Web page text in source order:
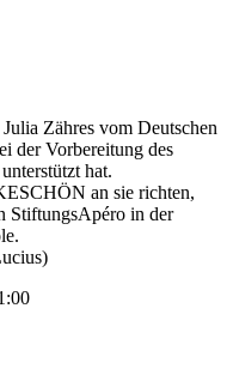
Zähres vom Deutschen
der Vorbereitung des
hat.
an sie richten,
StiftungsApéro in der